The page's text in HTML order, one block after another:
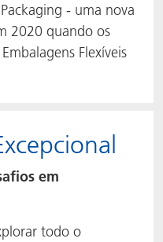
- uma nova
2020 quando os
Flexíveis
em
todo o